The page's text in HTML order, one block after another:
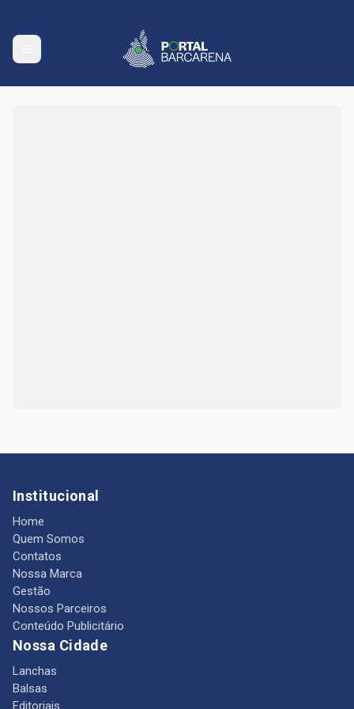
Institucional
Home
Quem Somos
Contatos
Nossa Marca
Gestão
Nossos Parceiros
Conteúdo Publicitário
Nossa Cidade
Lanchas
Balsas
Editoriais